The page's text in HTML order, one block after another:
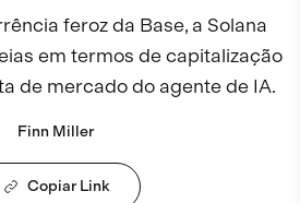
feroz da Base, a Solana
em termos de capitalização
de mercado do agente de IA.
Finn Miller
Copiar Link